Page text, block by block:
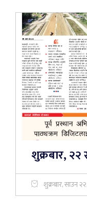
शुक्रबार, २२
शुक्रबार, साउन